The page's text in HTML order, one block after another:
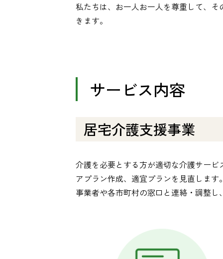
私たちは、お一人お一人を尊重して、
きます。
サービス内容
居宅介護支援事業
介護を必要とする方が適切な介護サー
アプラン作成、適宜プランを見直しま
事業者や各市町村の窓口と連絡・調整